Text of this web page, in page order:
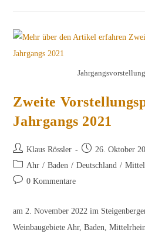
2023
Zweite
Jahrgangs 2021
Beitrags-
Autor:
Klaus Rössler
Beitrag
veröffentlicht:
26. Oktober
Beitrags-
Kategorie:
Ahr / Baden / Deutschland /
Beitrags-0 Kommentare
am 2. November 2022 im
Weinbaugebiete Ahr, Baden,